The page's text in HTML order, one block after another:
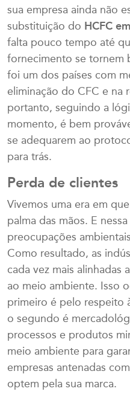
sua empresa ainda não
substituição do HCFC
falta pouco tempo até
fornecimento se tornem
foi um dos países com
eliminação do CFC e na
portanto, seguindo a
momento, é bem
se adequarem ao
para trás.
Perda de clientes
Vivemos uma era em
palma das mãos. E
preocupações
Como resultado, as
cada vez mais alinhadas
ao meio ambiente. Isso
primeiro é pelo respeito
o segundo é
processos e produtos
meio ambiente para
empresas antenadas
optem pela sua marca.